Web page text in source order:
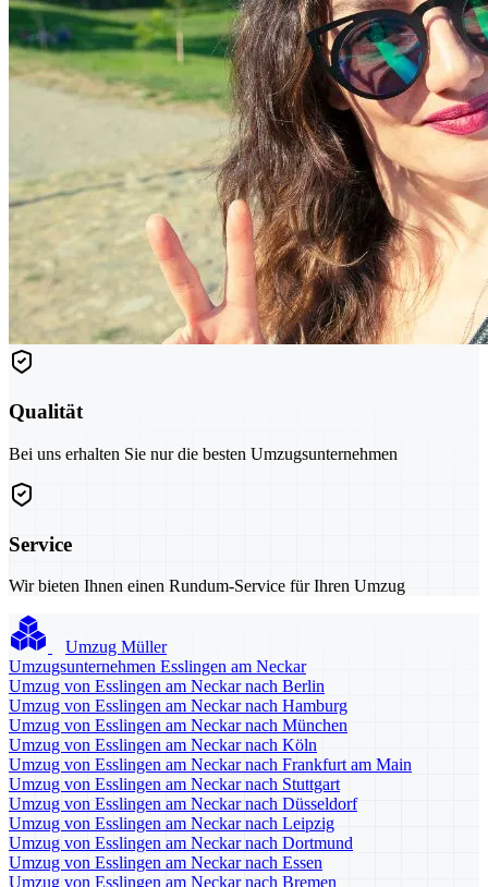
Qualität
Bei uns erhalten Sie nur die besten Umzugsunternehmen
Service
Wir bieten Ihnen einen Rundum-Service für Ihren Umzug
Umzug Müller
Umzugsunternehmen Esslingen am Neckar
Umzug von Esslingen am Neckar nach Berlin
Umzug von Esslingen am Neckar nach Hamburg
Umzug von Esslingen am Neckar nach München
Umzug von Esslingen am Neckar nach Köln
Umzug von Esslingen am Neckar nach Frankfurt am Main
Umzug von Esslingen am Neckar nach Stuttgart
Umzug von Esslingen am Neckar nach Düsseldorf
Umzug von Esslingen am Neckar nach Leipzig
Umzug von Esslingen am Neckar nach Dortmund
Umzug von Esslingen am Neckar nach Essen
Umzug von Esslingen am Neckar nach Bremen